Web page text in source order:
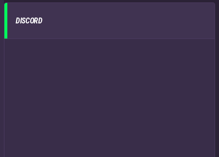
DISCORD